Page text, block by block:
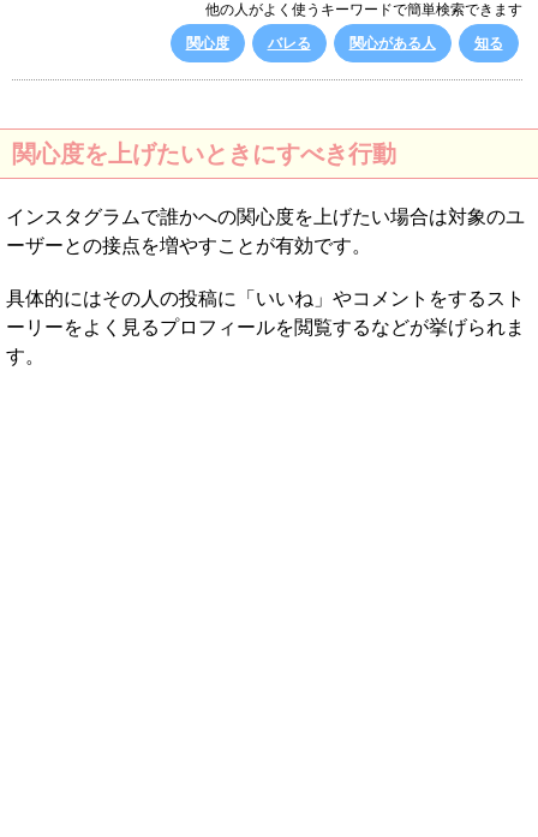
他の人がよく使うキーワードで簡単検索できます
関心度
バレる 関心がある人 知る
関心度を上げたいときにすべき行動
インスタグラムで誰かへの関心度を上げたい場合は対象のユ
ーザーとの接点を増やすことが有効です。
具体的にはその人の投稿に「いいね」やコメントをするスト
ーリーをよく見るプロフィールを閲覧するなどが挙げられま
す。